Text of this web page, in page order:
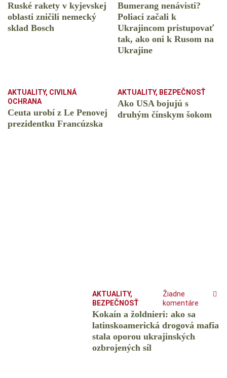
Ruské rakety v kyjevskej
oblasti zničili nemecký
sklad Bosch
Bumerang nenávisti?
Poliaci začali k
Ukrajincom pristupovať
tak, ako oni k Rusom na
Ukrajine
AKTUALITY, CIVILNÁ
OCHRANA
Ceuta urobí z Le Penovej
prezidentku Francúzska
AKTUALITY, BEZPEČNOSŤ
Ako USA bojujú s
druhým čínskym šokom
AKTUALITY,
BEZPEČNOSŤ
Žiadne
komentáre
Kokaín a žoldnieri: ako sa
latinskoamerická drogová mafia
stala oporou ukrajinských
ozbrojených síl